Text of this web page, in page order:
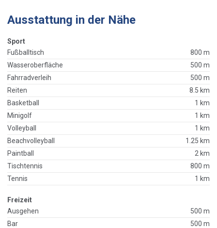
Ausstattung in der Nähe
Sport
Fußballtisch
800 m
Wasseroberfläche
500 m
Fahrradverleih
500 m
Reiten
8.5 km
Basketball
1 km
Minigolf
1 km
Volleyball
1 km
Beachvolleyball
1.25 km
Paintball
2 km
Tischtennis
800 m
Tennis
1 km
Freizeit
Ausgehen
500 m
Bar
500 m